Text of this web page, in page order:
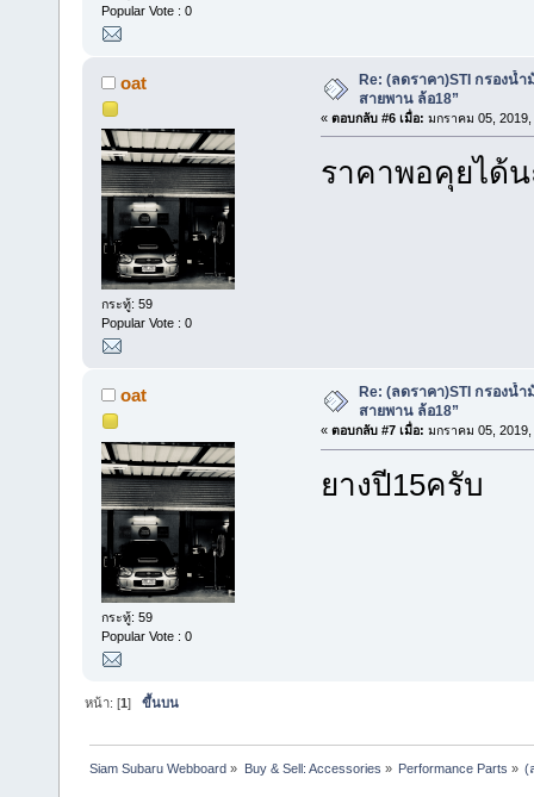
Popular Vote : 0
oat
กระทู้: 59
Popular Vote : 0
Re: (ลดราคา)STI กรองน้ำ
สายพาน ล้อ18”
« ตอบกลับ #6 เมื่อ: มกราคม 05, 2019,
ราคาพอคุยได้น
oat
กระทู้: 59
Popular Vote : 0
Re: (ลดราคา)STI กรองน้ำ
สายพาน ล้อ18”
« ตอบกลับ #7 เมื่อ: มกราคม 05, 2019,
ยางปี15ครับ
หน้า: [1]ขึ้นบน
Siam Subaru Webboard » Buy & Sell: Accessories » Performance Parts » (